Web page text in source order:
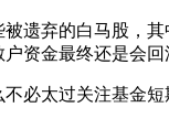
弃的白马股，
资金最终还是会回
太过关注基金